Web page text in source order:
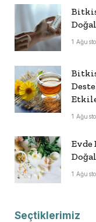
1
1
1
Seçtiklerimiz